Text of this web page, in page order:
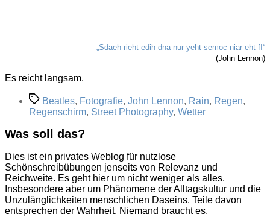
„Sdaeh rieht edih dna nur yeht semoc niar eht fI“
(John Lennon)
Es reicht langsam.
Schlagwörter
Beatles, Fotografie, John Lennon, Rain, Regen,
Regenschirm, Street Photography, Wetter
Was soll das?
Dies ist ein privates Weblog für nutzlose
Schönschreibübungen jenseits von Relevanz und
Reichweite. Es geht hier um nicht weniger als alles.
Insbesondere aber um Phänomene der Alltagskultur und die
Unzulänglichkeiten menschlichen Daseins. Teile davon
entsprechen der Wahrheit. Niemand braucht es.